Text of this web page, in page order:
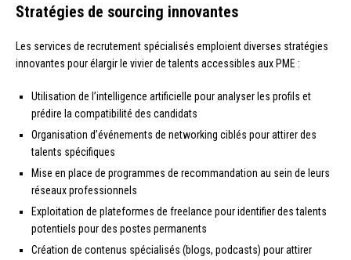
Stratégies de sourcing innovantes
Les services de recrutement spécialisés emploient diverses stratégies
innovantes pour élargir le vivier de talents accessibles aux PME :
Utilisation de l’intelligence artificielle pour analyser les profils et
prédire la compatibilité des candidats
Organisation d’événements de networking ciblés pour attirer des
talents spécifiques
Mise en place de programmes de recommandation au sein de leurs
réseaux professionnels
Exploitation de plateformes de freelance pour identifier des talents
potentiels pour des postes permanents
Création de contenus spécialisés (blogs, podcasts) pour attirer